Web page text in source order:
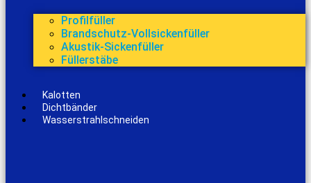
Profilfüller
Brandschutz-Vollsickenfüller
Akustik-Sickenfüller
Füllerstäbe
Kalotten
Dichtbänder
Wasserstrahlschneiden